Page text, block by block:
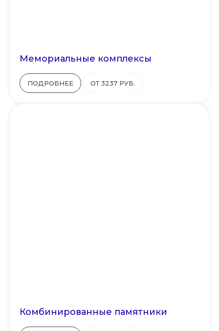
Мемориальные комплексы
ПОДРОБНЕЕ ОТ 3237 РУБ.
Комбинированные памятники